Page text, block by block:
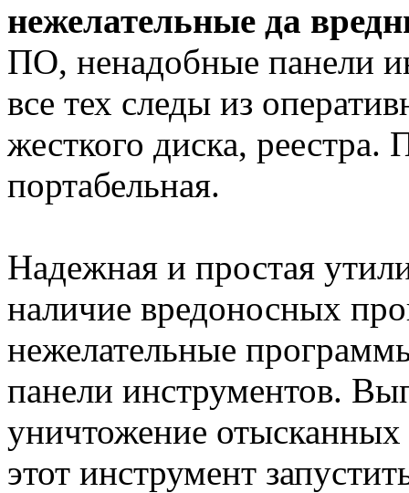
нежелательные да
ПО, ненадобные панели
все тех следы из
жесткого диска,
портабельная.
Надежная и простая
наличие вредоносных
нежелательные
панели инструментов.
уничтожение
этот инструмент